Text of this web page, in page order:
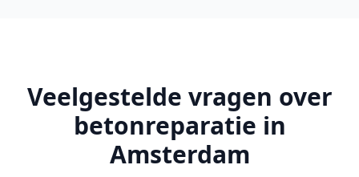
Veelgestelde vragen over
betonreparatie in
Amsterdam